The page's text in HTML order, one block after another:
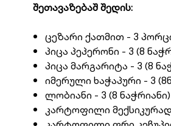
შეთავაზებაშ შედის:
ცეზარი ქათმით - 3
პიცა პეპერონი - 3 (8
პიცა მარგარიტა - 3 (8
იმერული ხაჭაპური - 3
ლობიანი - 3 (8 ნაჭრიანი)
კარტოფილი